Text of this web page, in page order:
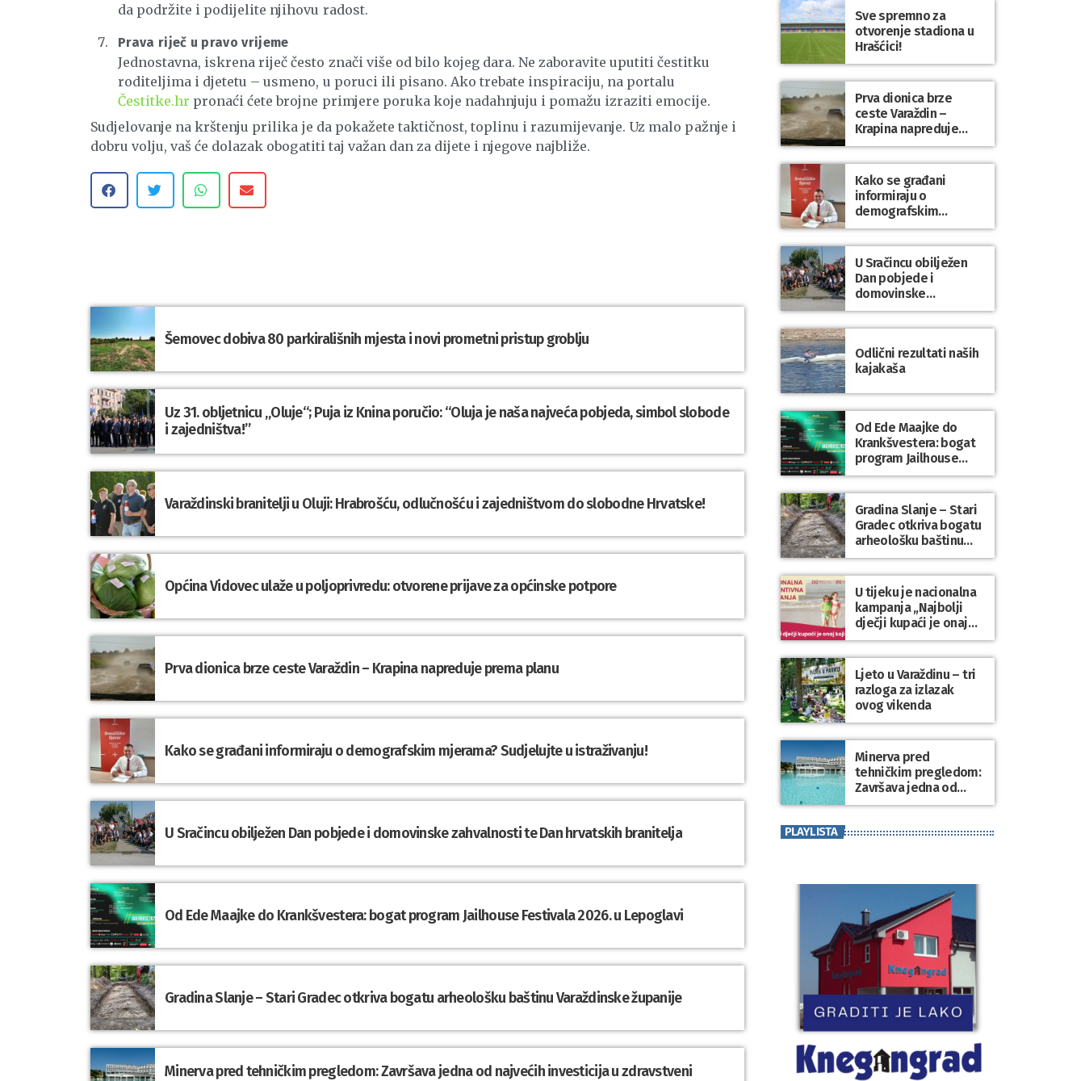
da podržite i podijelite njihovu radost.
Prava riječ u pravo vrijeme
Jednostavna, iskrena riječ često znači više od bilo kojeg dara. Ne zaboravite uputiti čestitku
roditeljima i djetetu – usmeno, u poruci ili pisano. Ako trebate inspiraciju, na portalu
Čestitke.hr pronaći ćete brojne primjere poruka koje nadahnjuju i pomažu izraziti emocije.
Sudjelovanje na krštenju prilika je da pokažete taktičnost, toplinu i razumijevanje. Uz malo pažnje i
dobru volju, vaš će dolazak obogatiti taj važan dan za dijete i njegove najbliže.
Šemovec dobiva 80 parkirališnih mjesta i novi prometni pristup groblju
Uz 31. obljetnicu „Oluje“; Puja iz Knina poručio: “Oluja je naša najveća pobjeda, simbol slobode
i zajedništva!”
Varaždinski branitelji u Oluji: Hrabrošću, odlučnošću i zajedništvom do slobodne Hrvatske!
Općina Vidovec ulaže u poljoprivredu: otvorene prijave za općinske potpore
Prva dionica brze ceste Varaždin – Krapina napreduje prema planu
Kako se građani informiraju o demografskim mjerama? Sudjelujte u istraživanju!
U Sračincu obilježen Dan pobjede i domovinske zahvalnosti te Dan hrvatskih branitelja
Od Ede Maajke do Krankšvestera: bogat program Jailhouse Festivala 2026. u Lepoglavi
Gradina Slanje – Stari Gradec otkriva bogatu arheološku baštinu Varaždinske županije
Minerva pred tehničkim pregledom: Završava jedna od najvećih investicija u zdravstveni
Sve spremno za
otvorenje stadiona u
Hrašćici!
Prva dionica brze
ceste Varaždin –
Krapina napreduje
prema planu
Kako se građani
informiraju o
demografskim
mjerama? Sudjelujte u
istraživanju!
U Sračincu obilježen
Dan pobjede i
domovinske
zahvalnosti te Dan
hrvatskih branitelja
Odlični rezultati naših
kajakaša
Od Ede Maajke do
Krankšvestera: bogat
program Jailhouse
Festivala 2026. u
Lepoglavi
Gradina Slanje – Stari
Gradec otkriva bogatu
arheološku baštinu
Varaždinske županije
U tijeku je nacionalna
kampanja „Najbolji
dječji kupaći je onaj
koji se nosi“
Ljeto u Varaždinu – tri
razloga za izlazak
ovog vikenda
Minerva pred
tehničkim pregledom:
Završava jedna od
najvećih investicija u
Varaždinske županije
PLAYLISTA